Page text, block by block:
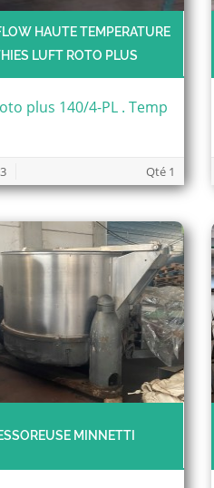
HAUTE TEMPERATURE
LUFT ROTO PLUS
plus 140/4-PL . Temp
Qté 1
MINNETTI